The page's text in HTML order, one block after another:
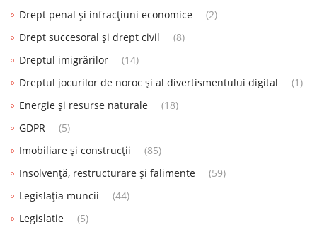
Drept penal și infracțiuni economice
(2)
Drept succesoral și drept civil
(8)
Dreptul imigrărilor
(14)
Dreptul jocurilor de noroc și al divertismentului digital
(1)
Energie și resurse naturale
(18)
GDPR
(5)
Imobiliare și construcții
(85)
Insolvență, restructurare și falimente
(59)
Legislația muncii
(44)
Legislatie
(5)